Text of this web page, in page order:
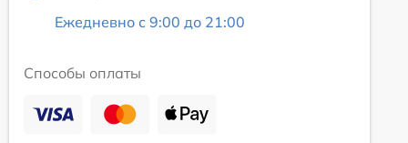
Ежедневно с 9:00 до 21:00
Способы оплаты